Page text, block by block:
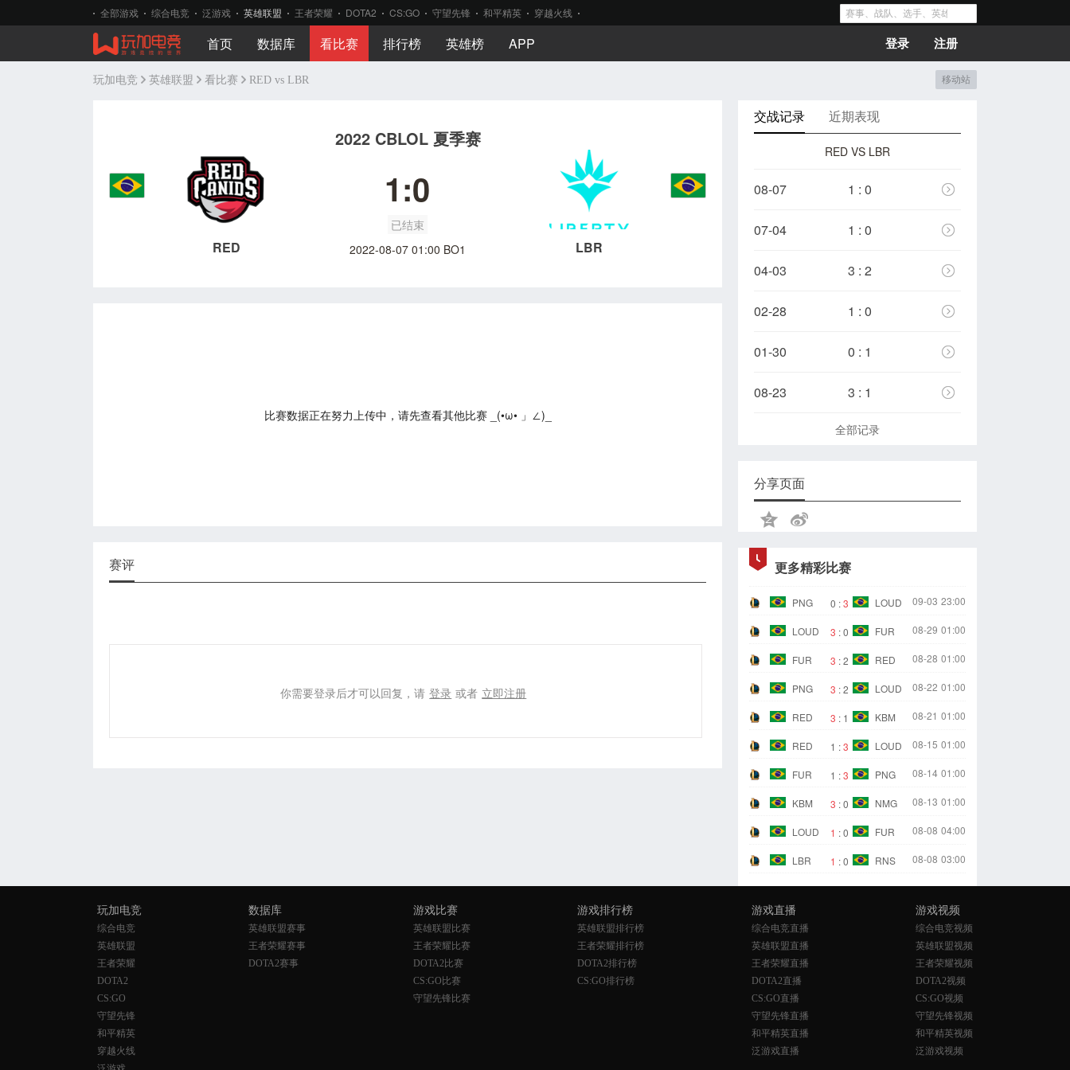
全部游戏 综合电竞 泛游戏 英雄联盟 王者荣耀 DOTA2 CS:GO 守望先锋 和平精英 穿越火线
首页 数据库 看比赛 排行榜 英雄榜 APP 登录 注册
玩加电竞 英雄联盟 看比赛 RED vs LBR 移动站
2022 CBLOL 夏季赛
RED
1:0
已结束
2022-08-07 01:00 BO1
LBR
比赛数据正在努力上传中，请先查看其他比赛 _(•ω• 」∠)_
赛评
你需要登录后才可以回复，请 登录 或者 立即注册
交战记录 近期表现
RED VS LBR
08-07 1 : 0
07-04 1 : 0
04-03 3 : 2
02-28 1 : 0
01-30 0 : 1
08-23 3 : 1
全部记录
分享页面
更多精彩比赛
PNG 0 :3 LOUD 09-03 23:00
LOUD 3 :0 FUR 08-29 01:00
FUR 3 :2 RED 08-28 01:00
PNG 3 :2 LOUD 08-22 01:00
RED 3 : 1 KBM 08-21 01:00
RED 1 :3 LOUD 08-15 01:00
FUR 1 :3 PNG 08-14 01:00
KBM 3 :0 NMG 08-13 01:00
LOUD 1 :0 FUR 08-08 04:00
LBR 1 :0 RNS 08-08 03:00
玩加电竞
综合电竞
英雄联盟
王者荣耀
DOTA2
CS:GO
守望先锋
和平精英
穿越火线
数据库
英雄联盟赛事
王者荣耀赛事
DOTA2赛事
游戏比赛
英雄联盟比赛
王者荣耀比赛
DOTA2比赛
CS:GO比赛
守望先锋比赛
游戏排行榜
英雄联盟排行榜
王者荣耀排行榜
DOTA2排行榜
CS:GO排行榜
游戏直播
综合电竞直播
英雄联盟直播
王者荣耀直播
DOTA2直播
CS:GO直播
守望先锋直播
和平精英直播
泛游戏直播
游戏视频
综合电竞视频
英雄联盟视频
王者荣耀视频
DOTA2视频
CS:GO视频
守望先锋视频
和平精英视频
泛游戏视频